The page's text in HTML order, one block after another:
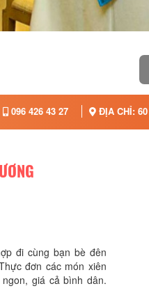
096 426 43 27 ĐỊA CHỈ: 60
đi cùng bạn bè đên
đơn các món xiên
giá cả bình dân.